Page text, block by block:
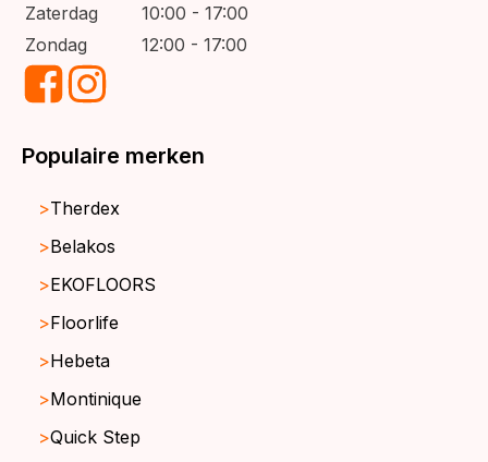
Zaterdag
10:00 - 17:00
Zondag
12:00 - 17:00
Populaire merken
Therdex
Belakos
EKOFLOORS
Floorlife
Hebeta
Montinique
Quick Step